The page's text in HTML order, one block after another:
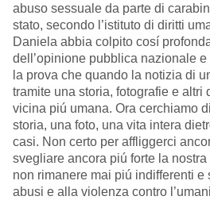
abuso sessuale da parte di
stato, secondo l’istituto di diritti
Daniela abbia colpito cosí
dell’opinione pubblica nazionale
la prova che quando la notizia di
tramite una storia, fotografie e altri
vicina piú umana. Ora cerchiamo
storia, una foto, una vita intera
casi. Non certo per affliggerci
svegliare ancora piú forte la
non rimanere mai piú indifferenti
abusi e alla violenza contro